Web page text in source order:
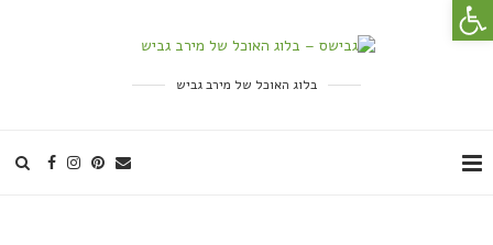
בלוג האוכל של מירב גביש